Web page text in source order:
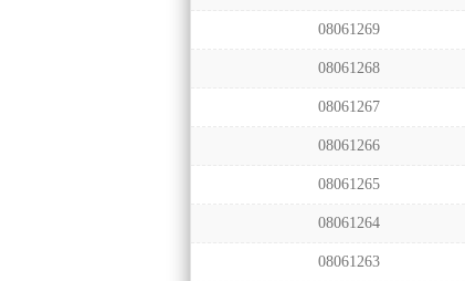
08061269
08061268
08061267
08061266
08061265
08061264
08061263